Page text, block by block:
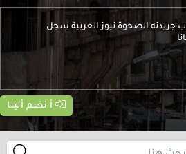
جريدته الصحوة نيوز العربية سجل
أ نضم ألينا